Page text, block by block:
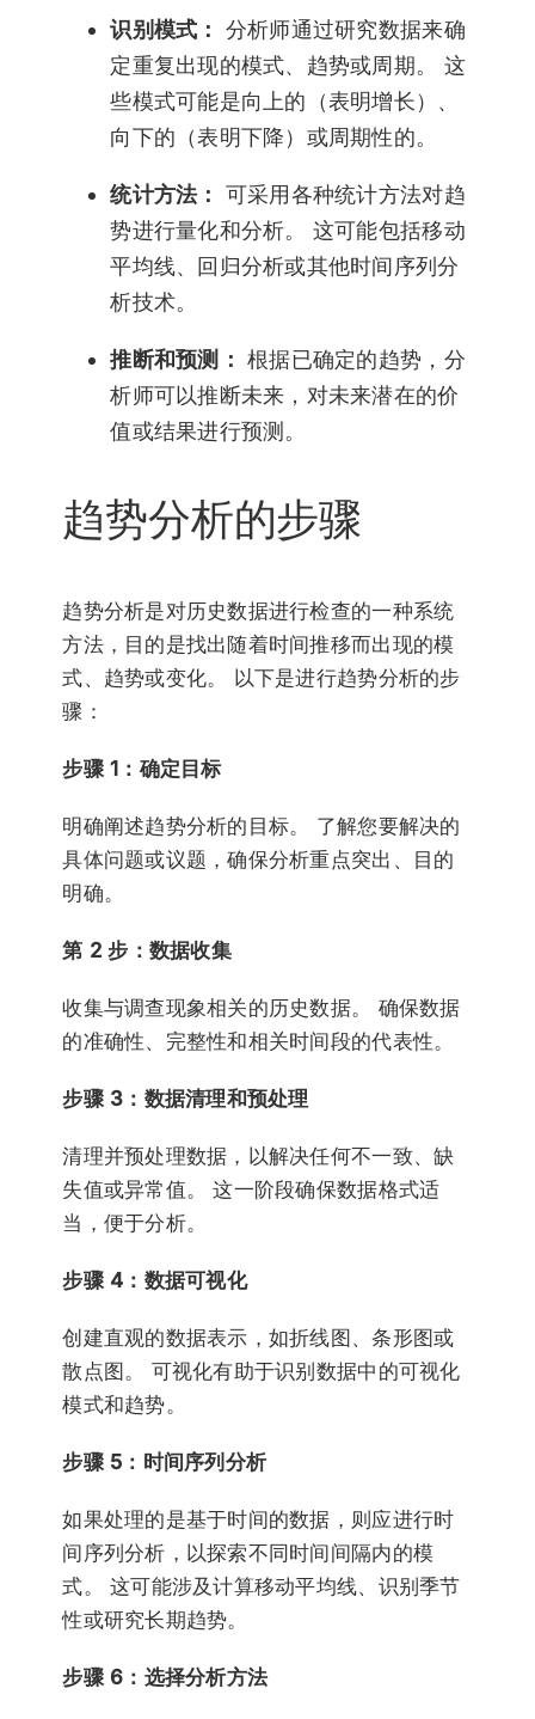
识别模式： 分析师通过研究数据来确
定重复出现的模式、趋势或周期。 这
些模式可能是向上的（表明增长）、
向下的（表明下降）或周期性的。
统计方法：
可采用各种统计方法对趋
势进行量化和分析。 这可能包括移动
平均线、回归分析或其他时间序列分
析技术。
推断和预测：根据已确定的趋势，分
析师可以推断未来，对未来潜在的价
值或结果进行预测。
趋势分析的步骤
趋势分析是对历史数据进行检查的一种系统
方法，目的是找出随着时间推移而出现的模
式、趋势或变化。 以下是进行趋势分析的步
骤：
步骤 1：确定目标
明确阐述趋势分析的目标。 了解您要解决的
具体问题或议题，确保分析重点突出、目的
明确。
第 2 步：数据收集
收集与调查现象相关的历史数据。 确保数据
的准确性、完整性和相关时间段的代表性。
步骤 3：数据清理和预处理
清理并预处理数据，以解决任何不一致、缺
失值或异常值。 这一阶段确保数据格式适
当，便于分析。
步骤 4：数据可视化
创建直观的数据表示，如折线图、条形图或
散点图。 可视化有助于识别数据中的可视化
模式和趋势。
步骤 5：时间序列分析
如果处理的是基于时间的数据，则应进行时
间序列分析，以探索不同时间间隔内的模
式。 这可能涉及计算移动平均线、识别季节
性或研究长期趋势。
步骤 6：选择分析方法